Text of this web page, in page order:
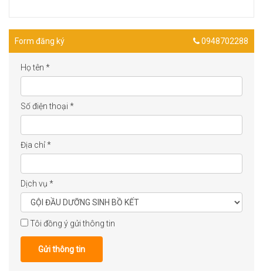
Form đăng ký 0948702288
Họ tên *
Số điện thoại *
Địa chỉ*
Dịch vụ *
Tôi đồng ý gửi thông tin
Gửi thông tin